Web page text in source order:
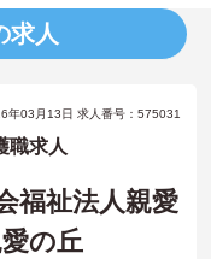
求人
年03月13日 求人番号：575031
職求人
福祉法人親愛
の丘